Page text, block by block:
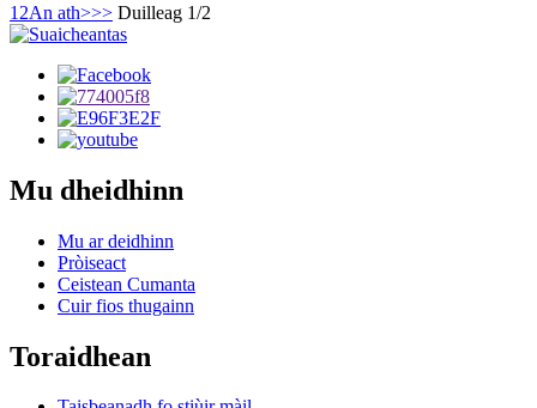
1 2An ath>>> Duilleag 1/2
Mu dheidhinn
Mu ar deidhinn
Pròiseact
Ceistean Cumanta
Cuir fios thugainn
Toraidhean